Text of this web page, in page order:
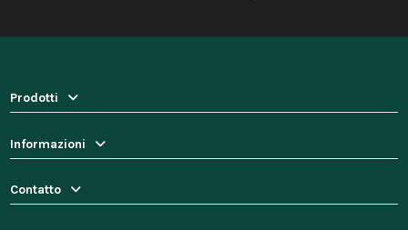
Prodotti
Informazioni
Contatto